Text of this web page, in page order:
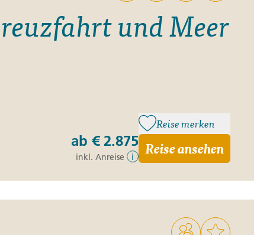
und Meer
ab € 2.875
inkl. Anreise i
Reise merken
Reise ansehen